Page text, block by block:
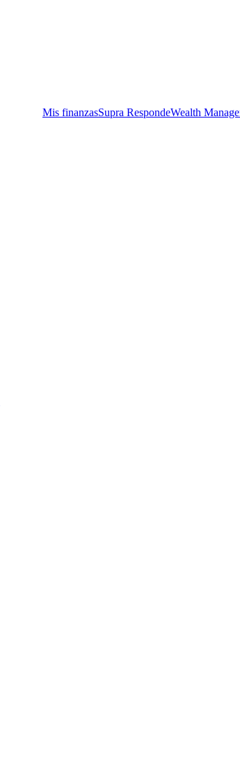
Mis finanzasSupra RespondeWealth